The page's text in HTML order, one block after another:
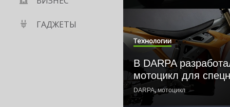
ГАДЖЕТЫ
Технологии
В DARPA
мотоцикл для
DARPA,мотоцикл